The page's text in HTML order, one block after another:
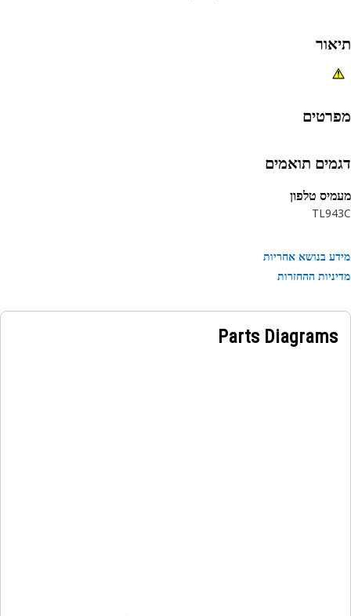
תואמים
טלפון
בנושא אחריות
ההחזרות
Parts Diagrams